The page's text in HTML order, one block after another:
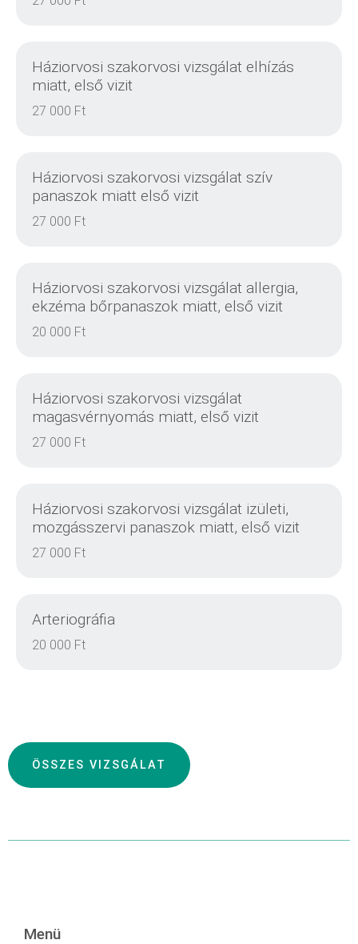
Háziorvosi szakorvosi vizsgálat elhízás
miatt, első vizit
27 000 Ft
Háziorvosi szakorvosi vizsgálat szív
panaszok miatt első vizit
27 000 Ft
Háziorvosi szakorvosi vizsgálat allergia,
ekzéma bőrpanaszok miatt, első vizit
20 000 Ft
Háziorvosi szakorvosi vizsgálat
magasvérnyomás miatt, első vizit
27 000 Ft
Háziorvosi szakorvosi vizsgálat izületi,
mozgásszervi panaszok miatt, első vizit
27 000 Ft
Arteriográfia
20 000 Ft
ÖSSZES VIZSGÁLAT
Menü